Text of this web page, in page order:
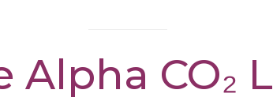
Alpha CO₂